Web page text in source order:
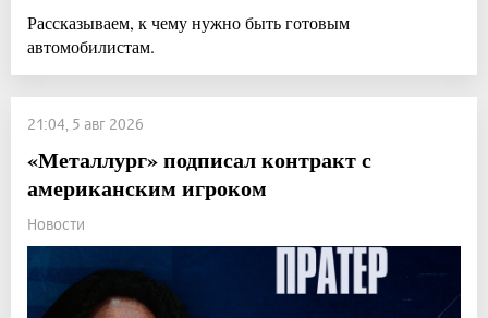
Рассказываем, к чему нужно быть готовым
автомобилистам.
21:04, 5 авг 2026
«Металлург» подписал контракт с
американским игроком
Новости